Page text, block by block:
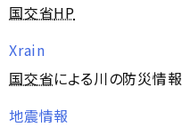
国交省HP
Xrain
国交省による川の防災情報
地震情報